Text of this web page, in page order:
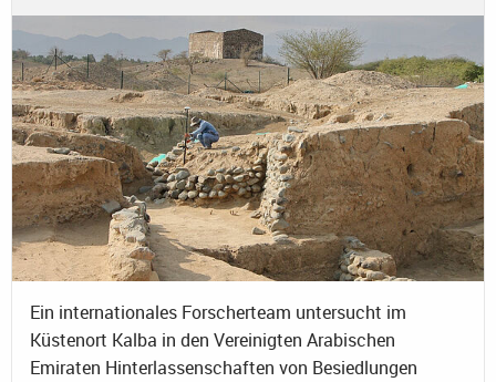
Ein internationales Forscherteam untersucht im
Küstenort Kalba in den Vereinigten Arabischen
Emiraten Hinterlassenschaften von Besiedlungen